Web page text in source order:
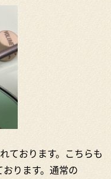
ております。こちらも
ります。通常の